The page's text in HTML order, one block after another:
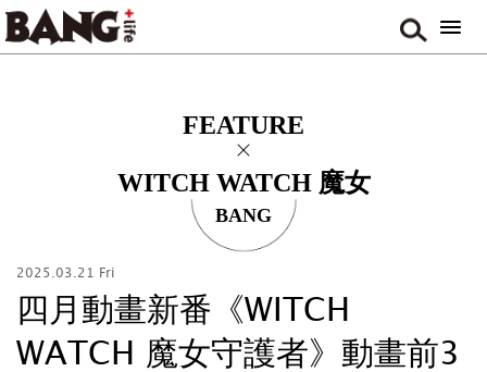
FEATURE
WITCH WATCH 魔女
守護者
BANG
2025.03.21 Fri
四月動畫新番《WITCH
WATCH 魔女守護者》動畫前3